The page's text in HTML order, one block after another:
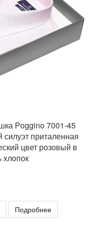
Poggino 7001-45
силуэт приталенная
цвет розовый в
хлопок
Подробнее